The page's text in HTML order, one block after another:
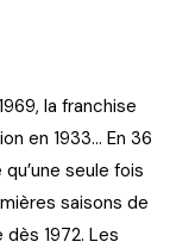
la franchise
en 1933… En 36
seule fois
saisons de
1972. Les